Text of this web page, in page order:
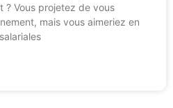
? Vous projetez de vous
mais vous aimeriez en